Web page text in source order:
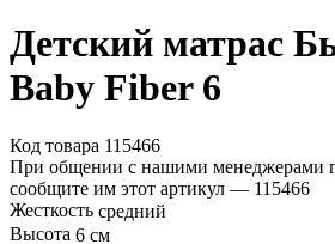
Детский матрас
Baby Fiber 6
Код товара 115466
При общении с нашими менеджерами
сообщите им этот артикул — 115466
Жесткость средний
Высота 6 см